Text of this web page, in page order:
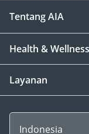
Tentang AIA
Health & Wellness
Layanan
Indonesia